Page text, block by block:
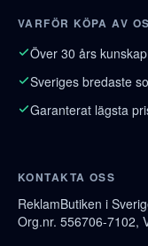
VARFÖR KÖPA AV
Över 30 års
Sveriges bredaste
Garanterat lägsta
KONTAKTA OSS
ReklamButiken i
Org.nr. 556706-7102,